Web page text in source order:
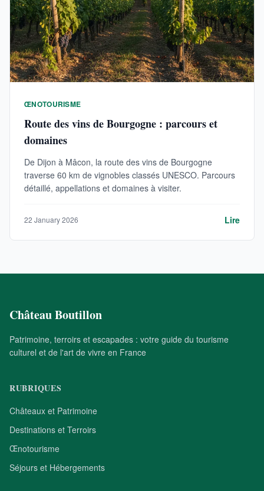
ŒNOTOURISME
Route des vins de Bourgogne : parcours et
domaines
De Dijon à Mâcon, la route des vins de Bourgogne
traverse 60 km de vignobles classés UNESCO. Parcours
détaillé, appellations et domaines à visiter.
22 January 2026 Lire
Château Boutillon
Patrimoine, terroirs et escapades : votre guide du tourisme
culturel et de l'art de vivre en France
RUBRIQUES
Châteaux et Patrimoine
Destinations et Terroirs
Œnotourisme
Séjours et Hébergements